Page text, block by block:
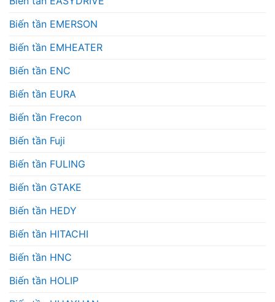
Biến tần EMERSON
Biến tần EMHEATER
Biến tần ENC
Biến tần EURA
Biến tần Frecon
Biến tần Fuji
Biến tần FULING
Biến tần GTAKE
Biến tần HEDY
Biến tần HITACHI
Biến tần HNC
Biến tần HOLIP